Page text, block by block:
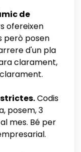
de
ofereixen
però posen
d'un pla
clarament,
Codis
posem, 3
mes. Bé per